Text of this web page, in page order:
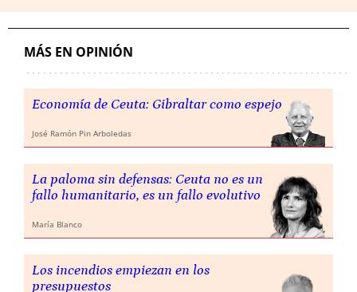
MÁS EN OPINIÓN
Economía de Ceuta: Gibraltar como espejo
José Ramón Pin Arboledas
La paloma sin defensas: Ceuta no es un
fallo humanitario, es un fallo evolutivo
María Blanco
Los incendios empiezan en los
presupuestos